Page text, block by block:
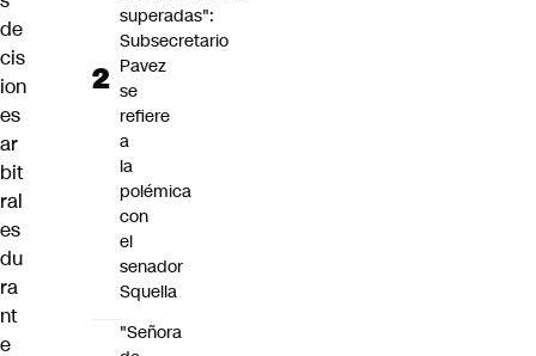
de
cis
ion
es
ar
bit
ral
es
du
ra
nt
e
superadas":
Subsecretario
Pavez
se
refiere
a
la
polémica
con
el
senador
Squella
"Señora